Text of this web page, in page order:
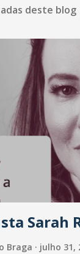
reunindo
TikTok
um momento em
nas conversas
um
entregam de
a quem
isso fica ainda
sustenta
afirma
deste blog
Sarah
Braga julho 31,